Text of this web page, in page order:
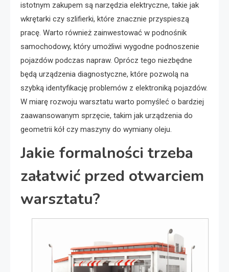
istotnym zakupem są narzędzia elektryczne, takie jak
wkrętarki czy szlifierki, które znacznie przyspieszą
pracę. Warto również zainwestować w podnośnik
samochodowy, który umożliwi wygodne podnoszenie
pojazdów podczas napraw. Oprócz tego niezbędne
będą urządzenia diagnostyczne, które pozwolą na
szybką identyfikację problemów z elektroniką pojazdów.
W miarę rozwoju warsztatu warto pomyśleć o bardziej
zaawansowanym sprzęcie, takim jak urządzenia do
geometrii kół czy maszyny do wymiany oleju.
Jakie formalności trzeba
załatwić przed otwarciem
warsztatu?